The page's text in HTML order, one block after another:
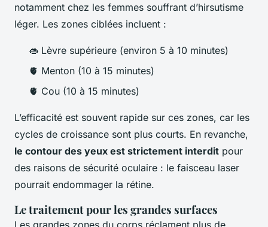
notamment chez les femmes souffrant d’hirsutisme
léger. Les zones ciblées incluent :
👄 Lèvre supérieure (environ 5 à 10 minutes)
🫀 Menton (10 à 15 minutes)
🫀 Cou (10 à 15 minutes)
L’efficacité est souvent rapide sur ces zones, car les
cycles de croissance sont plus courts. En revanche,
le contour des yeux est strictement interdit pour
des raisons de sécurité oculaire : le faisceau laser
pourrait endommager la rétine.
Le traitement pour les grandes surfaces